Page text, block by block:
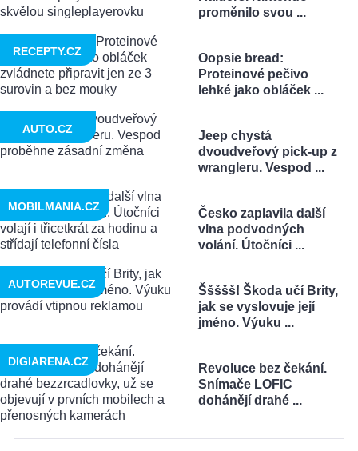
proměnilo svou ...
Oopsie bread:
Proteinové pečivo
lehké jako obláček ...
RECEPTY.CZ
Jeep chystá
dvoudveřový pick-up z
wrangleru. Vespod ...
AUTO.CZ
Česko zaplavila další
vlna podvodných
volání. Útočníci ...
MOBILMANIA.CZ
Ššššš! Škoda učí Brity,
jak se vyslovuje její
jméno. Výuku ...
AUTOREVUE.CZ
Revoluce bez čekání.
Snímače LOFIC
dohánějí drahé ...
DIGIARENA.CZ